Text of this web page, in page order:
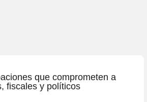
que comprometen a
fiscales y políticos